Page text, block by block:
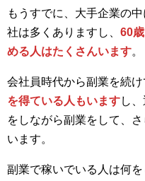
もうすでに、大手企業の
社は多くありますし、 60
める人はたくさんいます。
会社員時代から副業を続け
を得ている人もいますし
をしながら副業をして、
います。
副業で稼いでいる人は何を